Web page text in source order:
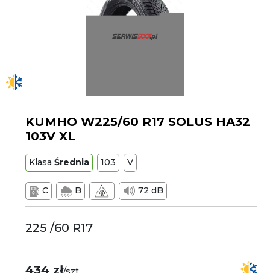
KUMHO W225/60 R17 SOLUS HA32
103V XL
KlasaŚrednia 103 V
C B 72 dB
225 /60 R17
434 zł